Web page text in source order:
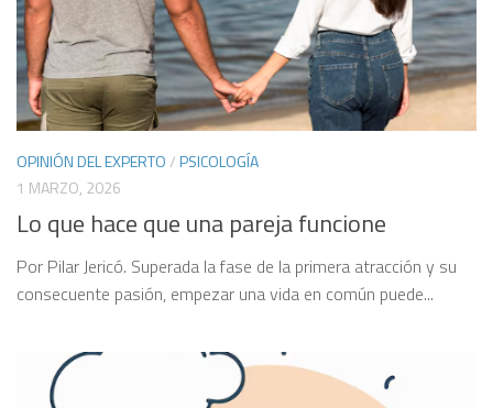
OPINIÓN DEL EXPERTO/PSICOLOGÍA
1 MARZO, 2026
Lo que hace que una pareja funcione
Por Pilar Jericó. Superada la fase de la primera atracción y su
consecuente pasión, empezar una vida en común puede...